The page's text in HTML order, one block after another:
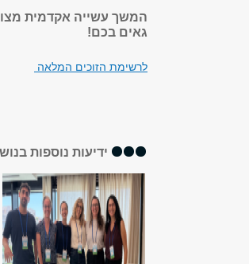
המשך עשייה אקדמית
גאים בכם!
לרשימת הזוכים המלאה
ידיעות נוספות